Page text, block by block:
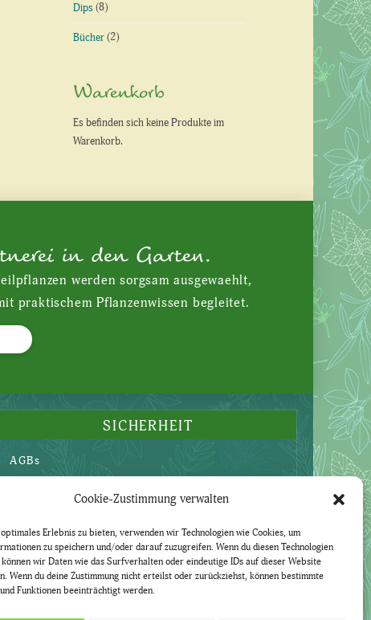
Cookie-Zustimmung verwalten
Erlebnis zu bieten, verwenden wir Technologien wie Cookies, um
zu speichern und/oder darauf zuzugreifen. Wenn du diesen Technologien
wir Daten wie das Surfverhalten oder eindeutige IDs auf dieser Website
Wenn du deine Zustimmung nicht erteilst oder zurückziehst, können bestimmte
Funktionen beeinträchtigt werden.
Dips (8)
Bücher (2)
Warenkorb
Es befinden sich keine Produkte im
Warenkorb.
in den Garten.
werden sorgsam ausgewaehlt,
praktischem Pflanzenwissen begleitet.
SICHERHEIT
AGBs
Impressum